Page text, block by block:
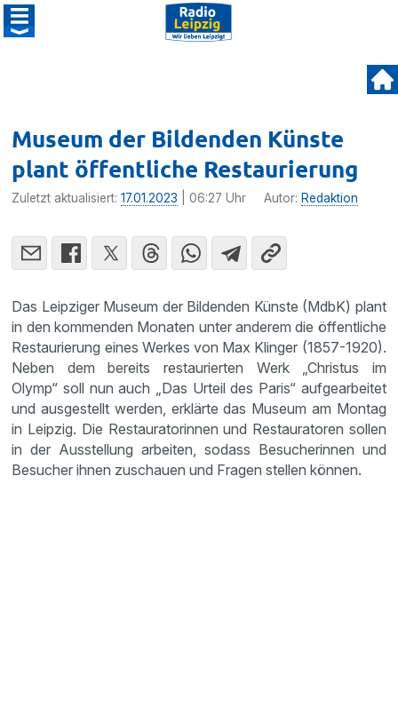
Museum der Bildenden Künste
plant öffentliche Restaurierung
Zuletzt aktualisiert:17.01.2023 | 06:27 Uhr Autor: Redaktion
Das Leipziger Museum der Bildenden Künste (MdbK) plant
in den kommenden Monaten unter anderem die öffentliche
Restaurierung eines Werkes von Max Klinger (1857-1920).
Neben dem bereits restaurierten Werk „Christus im
Olymp“ soll nun auch „Das Urteil des Paris“ aufgearbeitet
und ausgestellt werden, erklärte das Museum am Montag
in Leipzig. Die Restauratorinnen und Restauratoren sollen
in der Ausstellung arbeiten, sodass Besucherinnen und
Besucher ihnen zuschauen und Fragen stellen können.